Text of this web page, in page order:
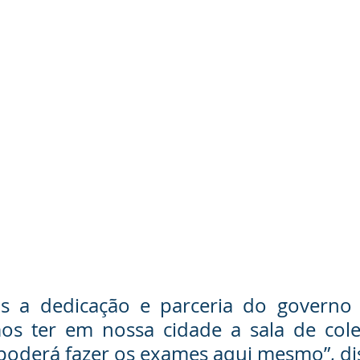
a dedicação e parceria do
ter em nossa cidade a sala de
fazer os exames aqui mesmo”,